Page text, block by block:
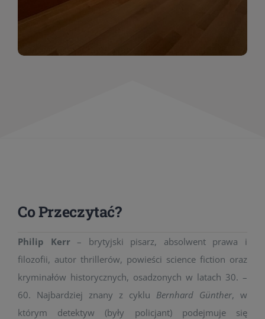
Co Przeczytać?
Philip Kerr– brytyjski pisarz, absolwent prawa i
filozofii, autor thrillerów, powieści science fiction oraz
kryminałów historycznych, osadzonych w latach 30. –
60. Najbardziej znany z cyklu Bernhard Günther, w
którym detektyw (były policjant) podejmuje się